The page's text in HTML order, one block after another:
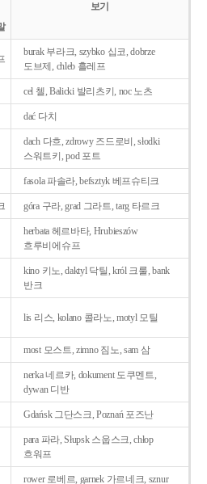
보기
burak 부라크, szybko 십코, dobrze
도브제, chleb 흘레프
cel 첼, Balicki 발리츠키, noc 노츠
dać 다치
dach 다흐, zdrowy 즈드로비, słodki
스워트키, pod 포트
fasola 파솔라, befsztyk 베프슈티크
góra 구라, grad 그라트, targ 타르크
herbata 헤르바타, Hrubieszów
흐루비에슈프
kino 키노, daktyl 닥틸, król 크룰, bank
반크
lis 리스, kolano 콜라노, motyl 모틸
most 모스트, zimno 짐노, sam 삼
nerka 네르카, dokument 도쿠멘트,
dywan 디반
Gdańsk 그단스크, Poznań 포즈난
para 파라, Słupsk 스웁스크, chłop
흐워프
rower 로베르, garnek 가르네크, sznur